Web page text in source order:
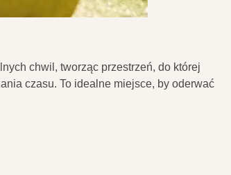
chwil, tworząc przestrzeń, do której
czasu. To idealne miejsce, by oderwać